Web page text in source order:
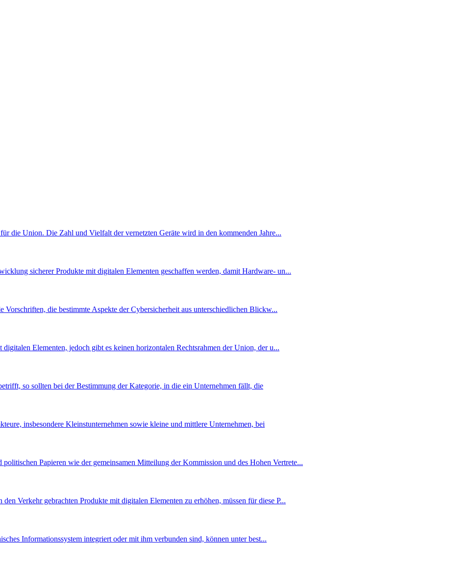
die Union. Die Zahl und Vielfalt der vernetzten Geräte wird in den kommenden Jahre...
sicherer Produkte mit digitalen Elementen geschaffen werden, damit Hardware- un...
Vorschriften, die bestimmte Aspekte der Cybersicherheit aus unterschiedlichen Blickw...
Elementen, jedoch gibt es keinen horizontalen Rechtsrahmen der Union, der u...
so sollten bei der Bestimmung der Kategorie, in die ein Unternehmen fällt, die
insbesondere Kleinstunternehmen sowie kleine und mittlere Unternehmen, bei
Papieren wie der gemeinsamen Mitteilung der Kommission und des Hohen Vertrete...
Verkehr gebrachten Produkte mit digitalen Elementen zu erhöhen, müssen für diese P...
Informationssystem integriert oder mit ihm verbunden sind, können unter best...